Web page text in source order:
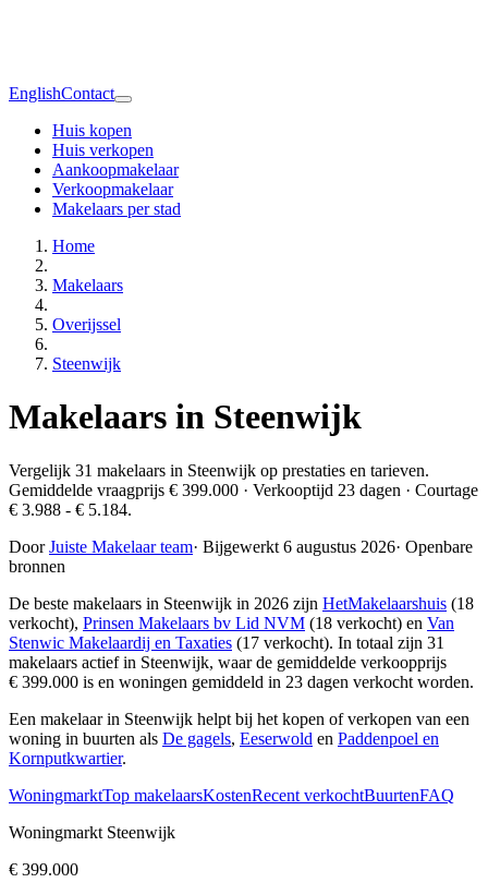
EnglishContact
Huis kopen
Huis verkopen
Aankoopmakelaar
Verkoopmakelaar
Makelaars per stad
Home
Makelaars
Overijssel
Steenwijk
Makelaars in Steenwijk
Vergelijk 31 makelaars in Steenwijk op prestaties en tarieven.
Gemiddelde vraagprijs € 399.000 · Verkooptijd 23 dagen · Courtage
€ 3.988 - € 5.184.
DoorJuiste Makelaar team· Bijgewerkt 6 augustus 2026· Openbare
bronnen
De beste makelaars in Steenwijk in 2026 zijn HetMakelaarshuis (18
verkocht), Prinsen Makelaars bv Lid NVM (18 verkocht) en Van
Stenwic Makelaardij en Taxaties (17 verkocht). In totaal zijn 31
makelaars actief in Steenwijk, waar de gemiddelde verkoopprijs
€ 399.000 is en woningen gemiddeld in 23 dagen verkocht worden.
Een makelaar in Steenwijk helpt bij het kopen of verkopen van een
woning in buurten als De gagels, Eeserwold en Paddenpoel en
Kornputkwartier.
WoningmarktTop makelaarsKostenRecent verkochtBuurtenFAQ
Woningmarkt Steenwijk
€ 399.000